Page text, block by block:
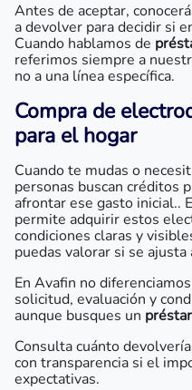
Antes de aceptar,
a devolver para decidir si
Cuando hablamos de
referimos siempre a
no a una línea específica.
Compra de
para el hogar
Cuando te mudas o
personas buscan créditos
afrontar ese gasto inicial..
permite adquirir estos
condiciones claras y
puedas valorar si se
En Avafin no
solicitud, evaluación y
aunque busques un
Consulta cuánto
con transparencia si el
expectativas.